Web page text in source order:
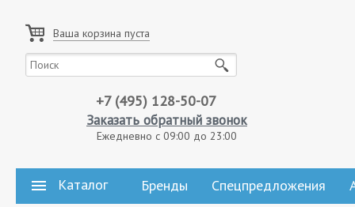
Ваша корзина пуста
+7 (495) 128-50-07
Заказать обратный звонок
Ежедневно с 09:00 до 23:00
Каталог Бренды Спецпредложения